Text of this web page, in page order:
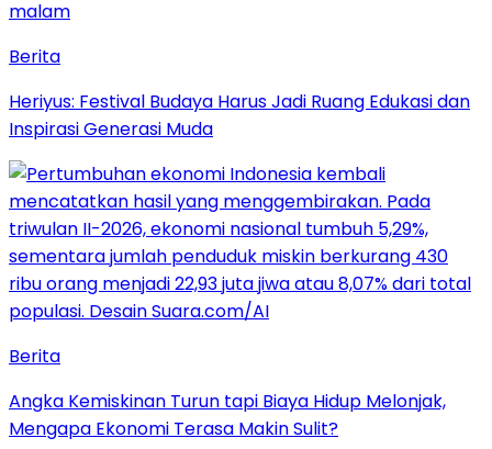
Berita
Heriyus: Festival Budaya Harus Jadi Ruang Edukasi dan
Inspirasi Generasi Muda
Berita
Angka Kemiskinan Turun tapi Biaya Hidup Melonjak,
Mengapa Ekonomi Terasa Makin Sulit?